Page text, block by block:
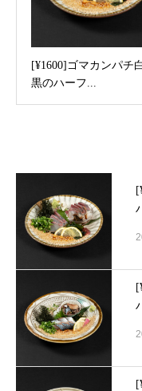
[¥1600]ゴマカンパチ
黒のハーフ...